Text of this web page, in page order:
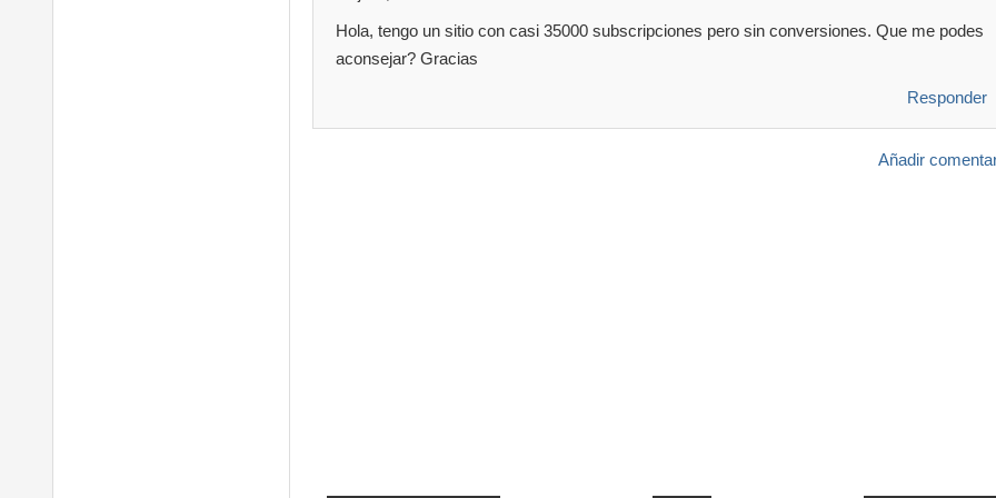
Hola, tengo un sitio con casi 35000 subscripciones pero sin conversiones. Que me podes
aconsejar? Gracias
Responder
Añadir